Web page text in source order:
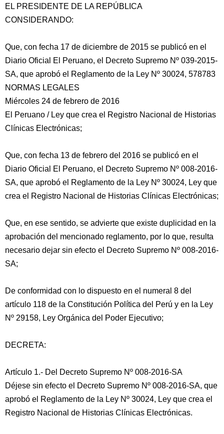
EL PRESIDENTE DE LA REPÚBLICA
CONSIDERANDO:
Que, con fecha 17 de diciembre de 2015 se publicó en el
Diario Oficial El Peruano, el Decreto Supremo Nº 039-2015-
SA, que aprobó el Reglamento de la Ley Nº 30024, 578783
NORMAS LEGALES
Miércoles 24 de febrero de 2016
El Peruano / Ley que crea el Registro Nacional de Historias
Clínicas Electrónicas;
Que, con fecha 13 de febrero del 2016 se publicó en el
Diario Oficial El Peruano, el Decreto Supremo Nº 008-2016-
SA, que aprobó el Reglamento de la Ley Nº 30024, Ley que
crea el Registro Nacional de Historias Clínicas Electrónicas;
Que, en ese sentido, se advierte que existe duplicidad en la
aprobación del mencionado reglamento, por lo que, resulta
necesario dejar sin efecto el Decreto Supremo Nº 008-2016-
SA;
De conformidad con lo dispuesto en el numeral 8 del
artículo 118 de la Constitución Política del Perú y en la Ley
Nº 29158, Ley Orgánica del Poder Ejecutivo;
DECRETA:
Artículo 1.- Del Decreto Supremo Nº 008-2016-SA
Déjese sin efecto el Decreto Supremo Nº 008-2016-SA, que
aprobó el Reglamento de la Ley Nº 30024, Ley que crea el
Registro Nacional de Historias Clínicas Electrónicas.